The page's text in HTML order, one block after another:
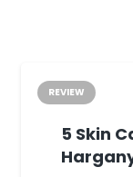
REVIEW
5 Skin